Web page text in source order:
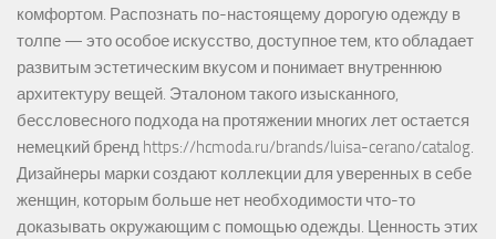
комфортом. Распознать по-настоящему дорогую одежду в
толпе — это особое искусство, доступное тем, кто обладает
развитым эстетическим вкусом и понимает внутреннюю
архитектуру вещей. Эталоном такого изысканного,
бессловесного подхода на протяжении многих лет остается
немецкий бренд https://hcmoda.ru/brands/luisa-cerano/catalog.
Дизайнеры марки создают коллекции для уверенных в себе
женщин, которым больше нет необходимости что-то
доказывать окружающим с помощью одежды. Ценность этих